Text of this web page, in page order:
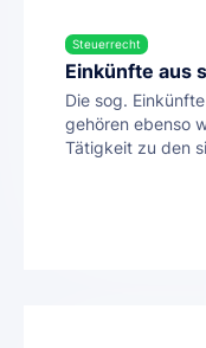
Steuerrecht
Einkünfte aus
Die sog.
gehören ebenso
Tätigkeit zu den